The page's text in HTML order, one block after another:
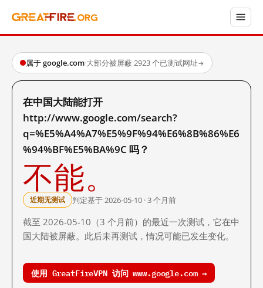
属于 google.com·大部分被屏蔽·2923 个已测试网址→
在中国大陆能打开
http://www.google.com/search?
q=%E5%A4%A7%E5%9F%94%E6%8B%86%E6
%94%BF%E5%BA%9C 吗？
不能。
近期无测试 判定基于 2026-05-10 · 3 个月前
截至 2026-05-10（3 个月前）的最近一次测试，它在中
国大陆被屏蔽。此后未再测试，情况可能已发生变化。
使用 GreatFireVPN 访问 www.google.com →